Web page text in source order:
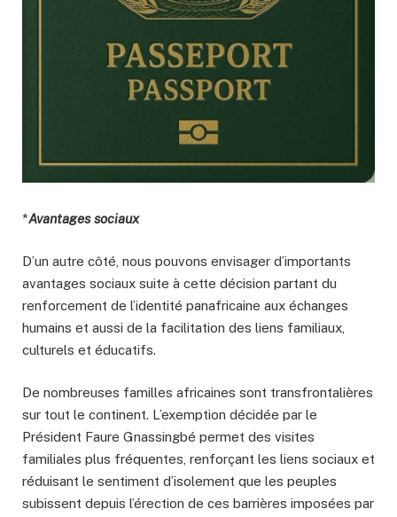
*Avantages sociaux
D’un autre côté, nous pouvons envisager d’importants
avantages sociaux suite à cette décision partant du
renforcement de l’identité panafricaine aux échanges
humains et aussi de la facilitation des liens familiaux,
culturels et éducatifs.
De nombreuses familles africaines sont transfrontalières
sur tout le continent. L’exemption décidée par le
Président Faure Gnassingbé permet des visites
familiales plus fréquentes, renforçant les liens sociaux et
réduisant le sentiment d’isolement que les peuples
subissent depuis l’érection de ces barrières imposées par